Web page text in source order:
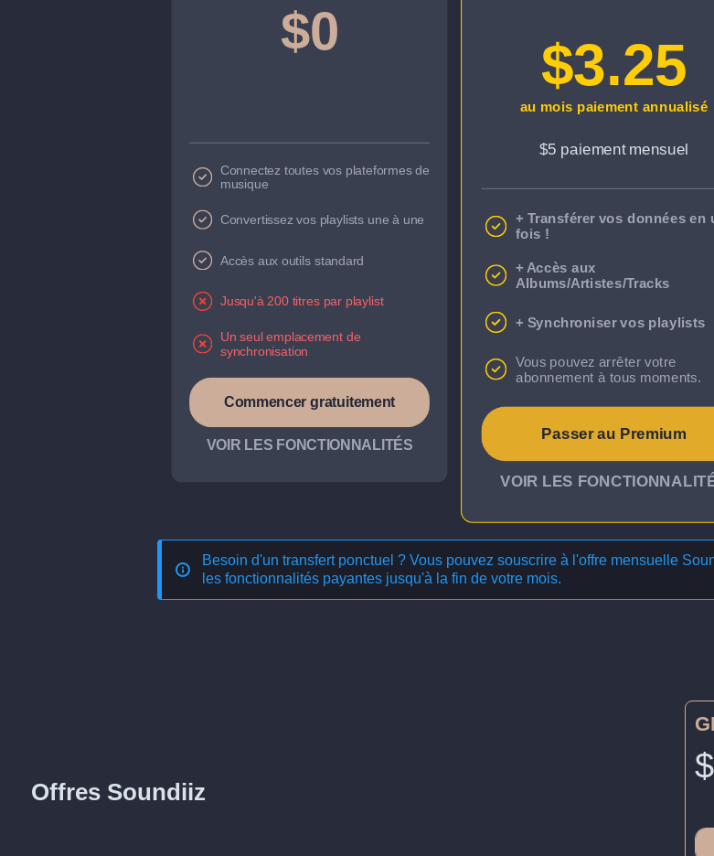
$0
Connectez toutes vos plateformes de
musique
Convertissez vos playlists une à une
Accès aux outils standard
Jusqu'à 200 titres par playlist
Un seul emplacement de
synchronisation
Commencer gratuitement
VOIR LES FONCTIONNALITÉS
$3.25
au mois paiement annualisé
$5 paiement mensuel
+ Transférer vos données en
fois !
+ Accès aux
Albums/Artistes/Tracks
+ Synchroniser vos playlists
Vous pouvez arrêter votre
abonnement à tous moments.
Passer au Premium
VOIR LES
Besoin d'un transfert ponctuel ? Vous pouvez souscrire à l'offre mensuelle
les fonctionnalités payantes jusqu'à la fin de votre mois.
Offres Soundiiz